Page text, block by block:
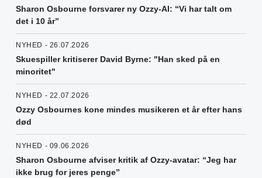
Sharon Osbourne forsvarer ny Ozzy-AI: “Vi har talt om
det i 10 år”
NYHED - 26.07.2026
Skuespiller kritiserer David Byrne: "Han sked på en
minoritet"
NYHED - 22.07.2026
Ozzy Osbournes kone mindes musikeren et år efter hans
død
NYHED - 09.06.2026
Sharon Osbourne afviser kritik af Ozzy-avatar: “Jeg har
ikke brug for jeres penge”